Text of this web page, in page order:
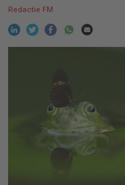
Redactie FM